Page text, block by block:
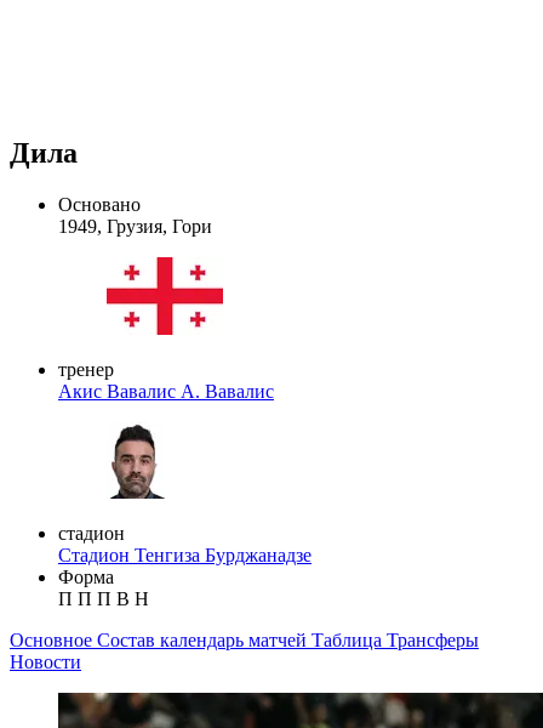
Дила
Основано
1949, Грузия, Гори
тренер
Акис Вавалис А. Вавалис
стадион
Стадион Тенгиза Бурджанадзе
Форма
П П П В Н
Основное Состав календарь матчей Таблица Трансферы
Новости